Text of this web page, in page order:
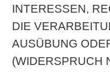
INTERESSEN,
DIE
AUSÜBUNG
(WIDERSPRUCH